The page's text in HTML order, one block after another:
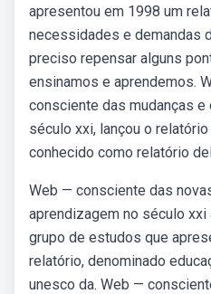
apresentou em 1998 um
necessidades e demandas
preciso repensar alguns
ensinamos e aprendemos.
consciente das mudanças
século xxi, lançou o
conhecido como relatório
Web — consciente das
aprendizagem no século xxi
grupo de estudos que
relatório, denominado
unesco da. Web —